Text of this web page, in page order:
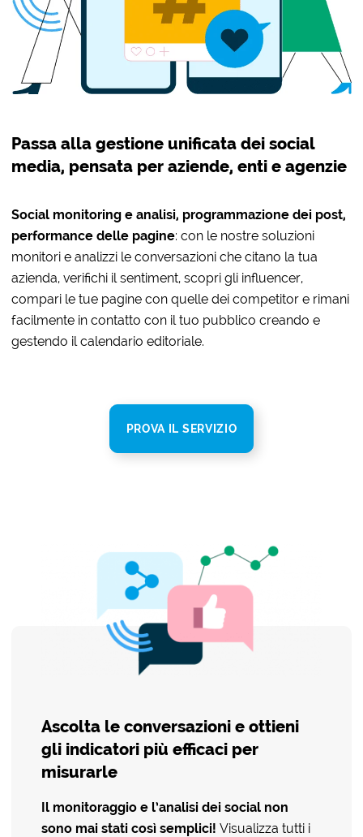
Passa alla gestione unificata dei social
media, pensata per aziende, enti e agenzie
Social monitoring e analisi, programmazione dei post,
performance delle pagine: con le nostre soluzioni
monitori e analizzi le conversazioni che citano la tua
azienda, verifichi il sentiment, scopri gli influencer,
compari le tue pagine con quelle dei competitor e rimani
facilmente in contatto con il tuo pubblico creando e
gestendo il calendario editoriale.
PROVA IL SERVIZIO
Ascolta le conversazioni e ottieni
gli indicatori più efficaci per
misurarle
Il monitoraggio e l’analisi dei social non
sono mai stati così semplici! Visualizza tutti i